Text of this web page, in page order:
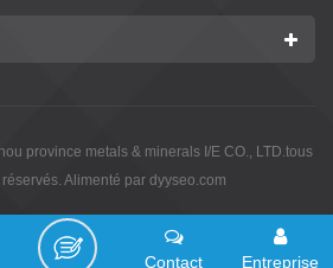
province metals & minerals I/E CO., LTD.tous
réservés. Alimenté par dyyseo.com
Entreprise
Contact